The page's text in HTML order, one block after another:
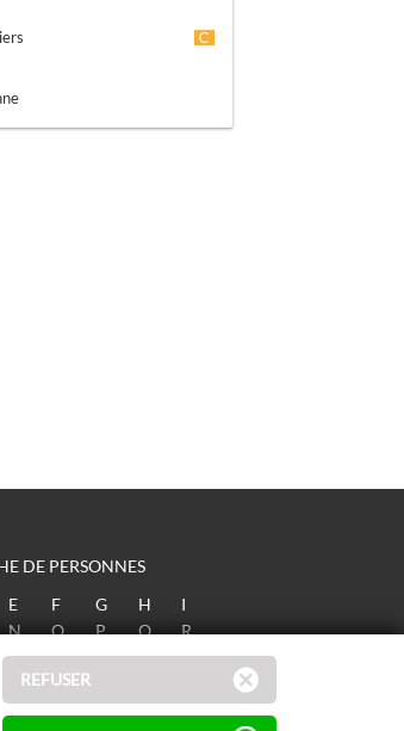
DE PERSONNES
E F G H
I
N O P Q
R
W X Y Z
REFUSER